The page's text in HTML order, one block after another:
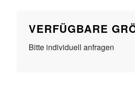
VERFÜGBARE
Bitte individuell anfragen